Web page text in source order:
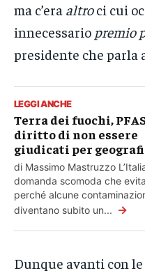
ma c’era altroci cui
innecessario premio
presidente che parla
LEGGI ANCHE
Terra dei fuochi,
diritto di non essere
giudicati per
di Massimo Mastruzzo
domanda scomoda che
perché alcune
diventano subito un... →
Dunque avanti con